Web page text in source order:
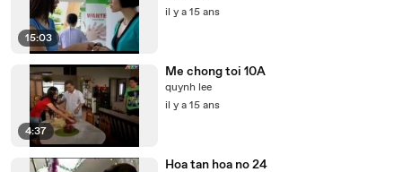
15:03
il y a 15 ans
4:37
Me chong toi 10A
quynh lee
il y a 15 ans
Hoa tan hoa no 24